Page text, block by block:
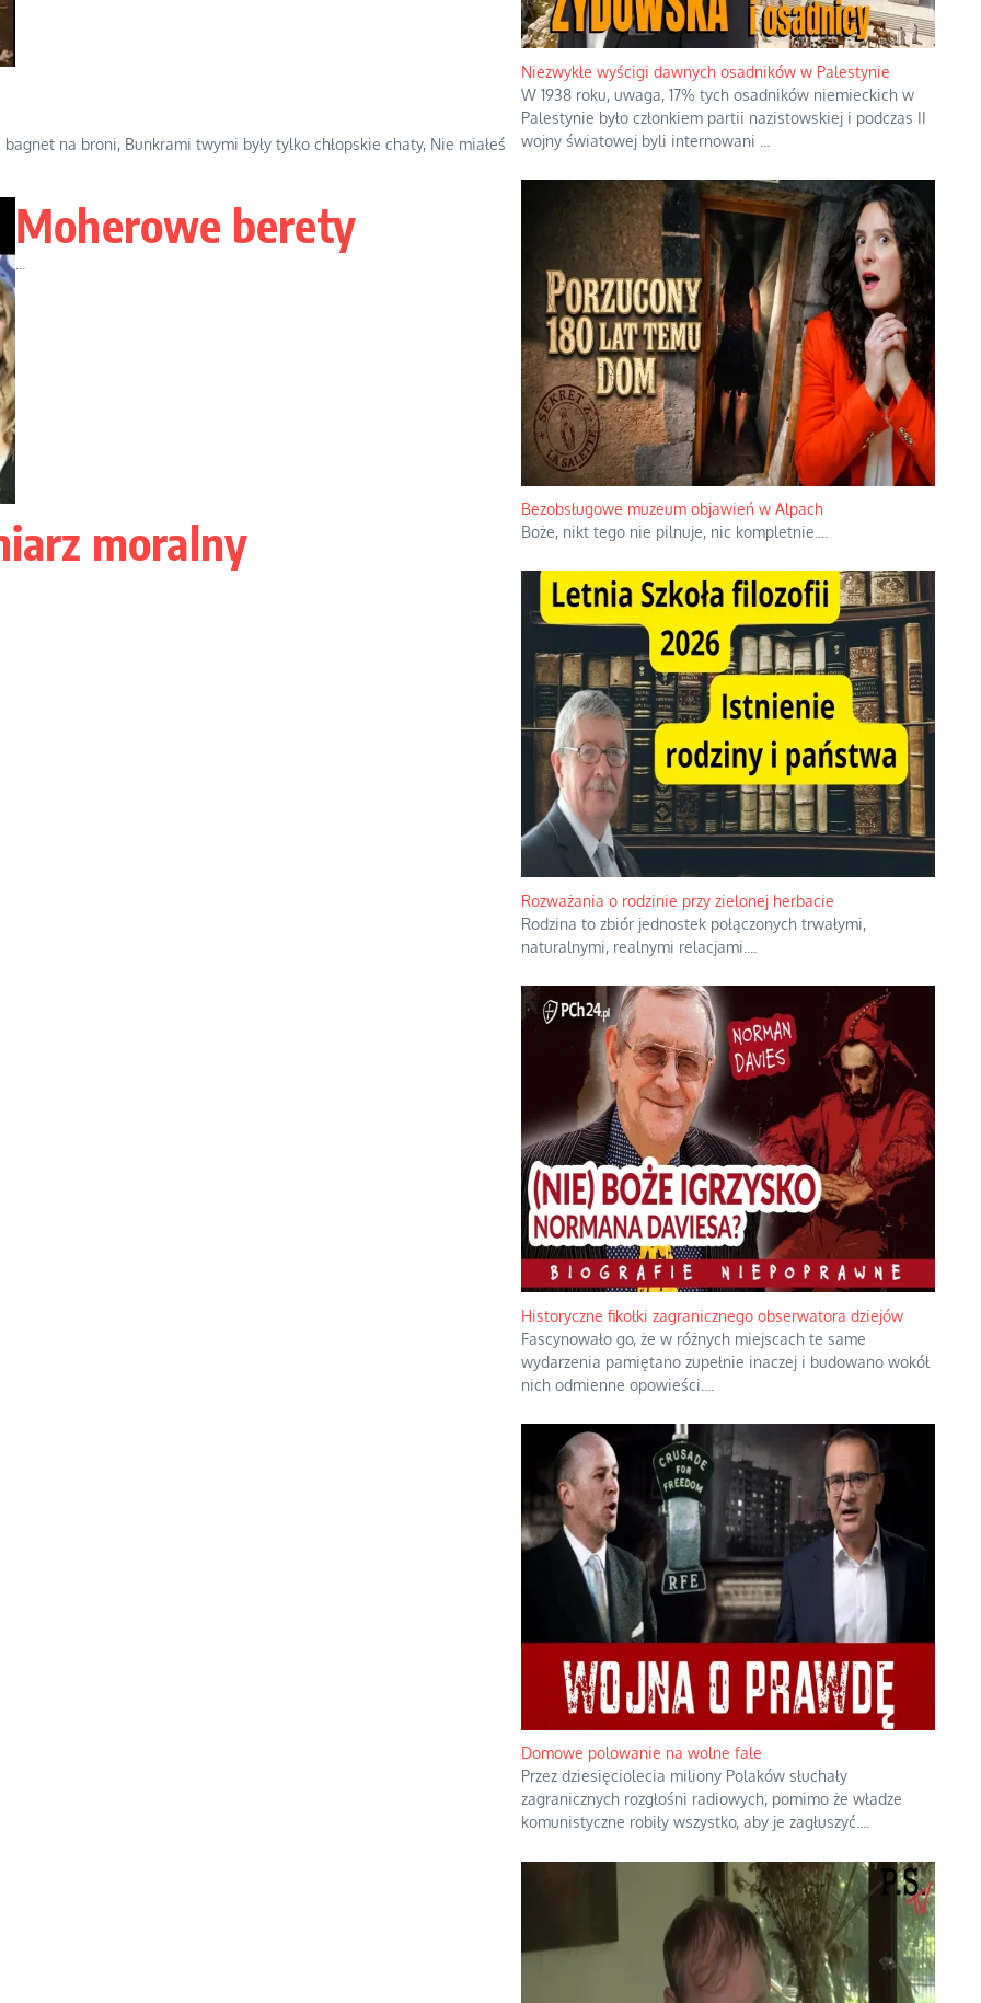
na broni, Bunkrami twymi były tylko chłopskie chaty, Nie miałeś
Moherowe berety
moralny
Niezwykłe wyścigi dawnych osadników w Palestynie
W 1938 roku, uwaga, 17% tych osadników niemieckich w
Palestynie było członkiem partii nazistowskiej i podczas II
wojny światowej byli internowani
Bezobsługowe muzeum objawień w Alpach
Boże, nikt tego nie pilnuje, nic kompletnie.
Rozważania o rodzinie przy zielonej herbacie
Rodzina to zbiór jednostek połączonych trwałymi,
naturalnymi, realnymi relacjami.
Historyczne fikołki zagranicznego obserwatora dziejów
Fascynowało go, że w różnych miejscach te same
wydarzenia pamiętano zupełnie inaczej i budowano wokół
nich odmienne opowieści.
Domowe polowanie na wolne fale
Przez dziesięciolecia miliony Polaków słuchały
zagranicznych rozgłośni radiowych, pomimo że władze
komunistyczne robiły wszystko, aby je zagłuszyć.